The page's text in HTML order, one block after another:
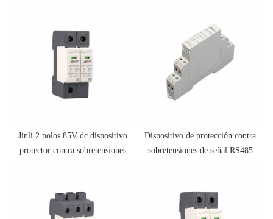
Jinli 2 polos 85V dc dispositivo
protector contra sobretensiones
Dispositivo de protección contra
sobretensiones de señal RS485